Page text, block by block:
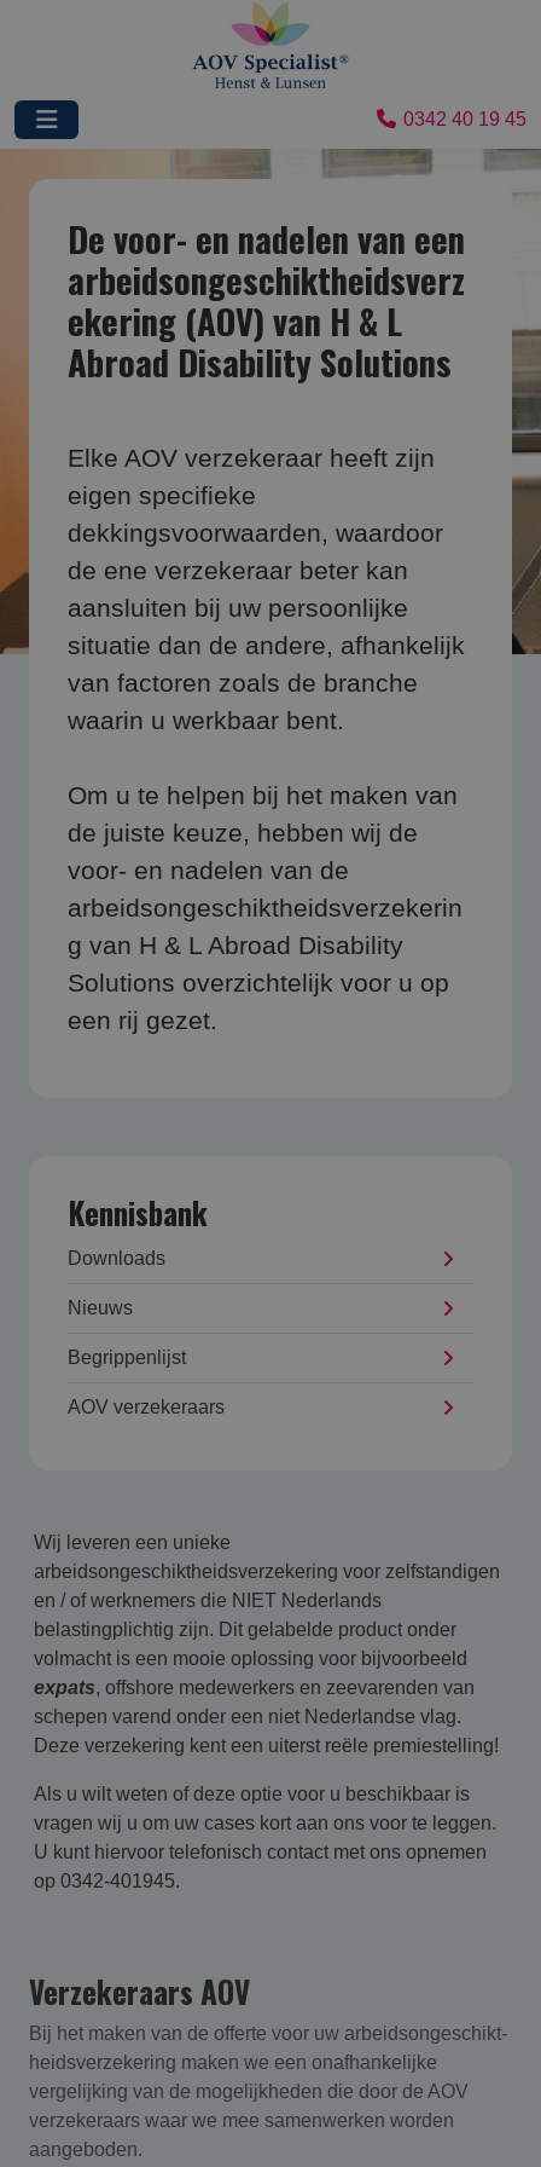
0342 40 19 45
De voor- en nadelen van een
arbeidsongeschiktheidsverz
ekering (AOV) van H & L
Abroad Disability Solutions
Elke AOV verzekeraar heeft zijn
eigen specifieke
dekkingsvoorwaarden, waardoor
de ene verzekeraar beter kan
aansluiten bij uw persoonlijke
situatie dan de andere, afhankelijk
van factoren zoals de branche
waarin u werkbaar bent.
Om u te helpen bij het maken van
de juiste keuze, hebben wij de
voor- en nadelen van de
arbeidsongeschiktheidsverzekerin
g van H & L Abroad Disability
Solutions overzichtelijk voor u op
een rij gezet.
Kennisbank
Downloads
Nieuws
Begrippenlijst
AOV verzekeraars
Wij leveren een unieke
arbeidsongeschiktheidsverzekering voor zelfstandigen
en / of werknemers die NIET Nederlands
belastingplichtig zijn. Dit gelabelde product onder
volmacht is een mooie oplossing voor bijvoorbeeld
expats, offshore medewerkers en zeevarenden van
schepen varend onder een niet Nederlandse vlag.
Deze verzekering kent een uiterst reële premiestelling!
Als u wilt weten of deze optie voor u beschikbaar is
vragen wij u om uw cases kort aan ons voor te leggen.
U kunt hiervoor telefonisch contact met ons opnemen
op 0342-401945.
Verzekeraars AOV
Bij het maken van de offerte voor uw arbeidsongeschikt­
heids­verzekering maken we een onafhankelijke
vergelijking van de mogelijkheden die door de AOV
verzekeraars waar we mee samenwerken worden
aangeboden.